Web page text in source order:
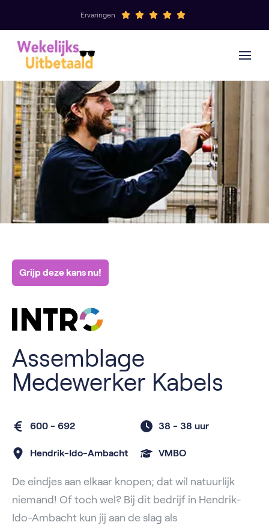
Ervaringen
Grijp deze kans nu!
Assemblage
Medewerker Kabels
600 - 692 38 - 38 uur
Hendrik-Ido-Ambacht VMBO
De eindjes aan elkaar knopen; dat wil natuurlijk
niemand! Of toch wel? Bij dit bedrijf in Hendrik-
Ido-Ambacht kun jij aan de slag als